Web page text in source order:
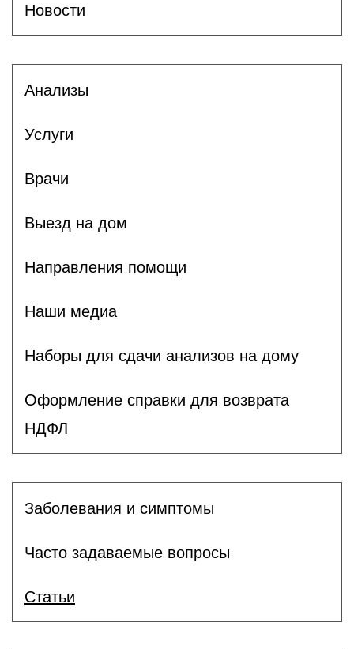
Новости
Анализы
Услуги
Врачи
Выезд на дом
Направления помощи
Наши медиа
Наборы для сдачи анализов на дому
Оформление справки для возврата
НДФЛ
Заболевания и симптомы
Часто задаваемые вопросы
Статьи